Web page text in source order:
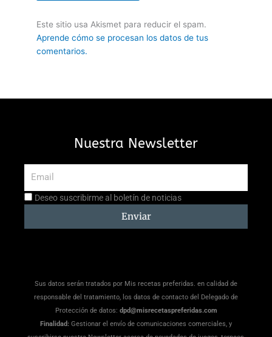
Este sitio usa Akismet para reducir el spam.
Aprende cómo se procesan los datos de tus
comentarios.
Nuestra Newsletter
Aceptación
Deseo suscribirme al boletín de noticias
Enviar
Sus datos serán tratados por Mis recetas preferidas. en calidad de
responsable del tratamiento, los datos de contacto del Delegado de
Protección de datos: dpd@misrecetaspreferidas.com
Finalidad: Gestionar el envío de comunicaciones comerciales, y